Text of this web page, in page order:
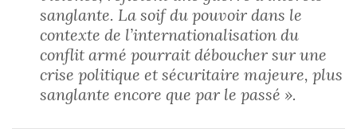
sanglante. La soif du pouvoir dans le
contexte de l’internationalisation du
conflit armé pourrait déboucher sur une
crise politique et sécuritaire majeure, plus
sanglante encore que par le passé ».